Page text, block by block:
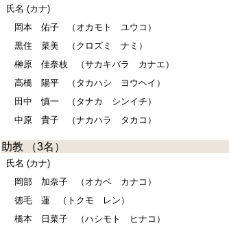
氏名 (カナ)
岡本 佑子
（オカモト ユウコ）
黒住 菜美
（クロズミ ナミ）
榊原 佳奈枝
（サカキバラ カナエ）
高橋 陽平
（タカハシ ヨウヘイ）
田中 慎一
（タナカ シンイチ）
中原 貴子
（ナカハラ タカコ）
助教 （3名）
氏名 (カナ)
岡部 加奈子
（オカベ カナコ）
徳毛 蓮
（トクモ レン）
橋本 日菜子
（ハシモト ヒナコ）